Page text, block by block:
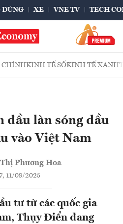
DÙNG XE VNE TV TECH
CHÍNHKINH TẾ SỐKINH TẾ XANH
đầu làn sóng đầu
vào Việt Nam
Phương Hoa
11/08/2025
tư từ các quốc gia
Thụy Điển đang